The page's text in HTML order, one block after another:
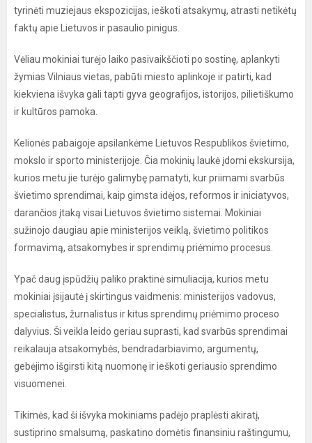
tyrinėti muziejaus ekspozicijas, ieškoti atsakymų, atrasti netikėtų
faktų apie Lietuvos ir pasaulio pinigus.
Vėliau mokiniai turėjo laiko pasivaikščioti po sostinę, aplankyti
žymias Vilniaus vietas, pabūti miesto aplinkoje ir patirti, kad
kiekviena išvyka gali tapti gyva geografijos, istorijos, pilietiškumo
ir kultūros pamoka.
Kelionės pabaigoje apsilankėme Lietuvos Respublikos švietimo,
mokslo ir sporto ministerijoje. Čia mokinių laukė įdomi ekskursija,
kurios metu jie turėjo galimybę pamatyti, kur priimami svarbūs
švietimo sprendimai, kaip gimsta idėjos, reformos ir iniciatyvos,
darančios įtaką visai Lietuvos švietimo sistemai. Mokiniai
sužinojo daugiau apie ministerijos veiklą, švietimo politikos
formavimą, atsakomybes ir sprendimų priėmimo procesus.
Ypač daug įspūdžių paliko praktinė simuliacija, kurios metu
mokiniai įsijautė į skirtingus vaidmenis: ministerijos vadovus,
specialistus, žurnalistus ir kitus sprendimų priėmimo proceso
dalyvius. Ši veikla leido geriau suprasti, kad svarbūs sprendimai
reikalauja atsakomybės, bendradarbiavimo, argumentų,
gebėjimo išgirsti kitą nuomonę ir ieškoti geriausio sprendimo
visuomenei.
Tikimės, kad ši išvyka mokiniams padėjo praplėsti akiratį,
sustiprino smalsumą, paskatino domėtis finansiniu raštingumu,